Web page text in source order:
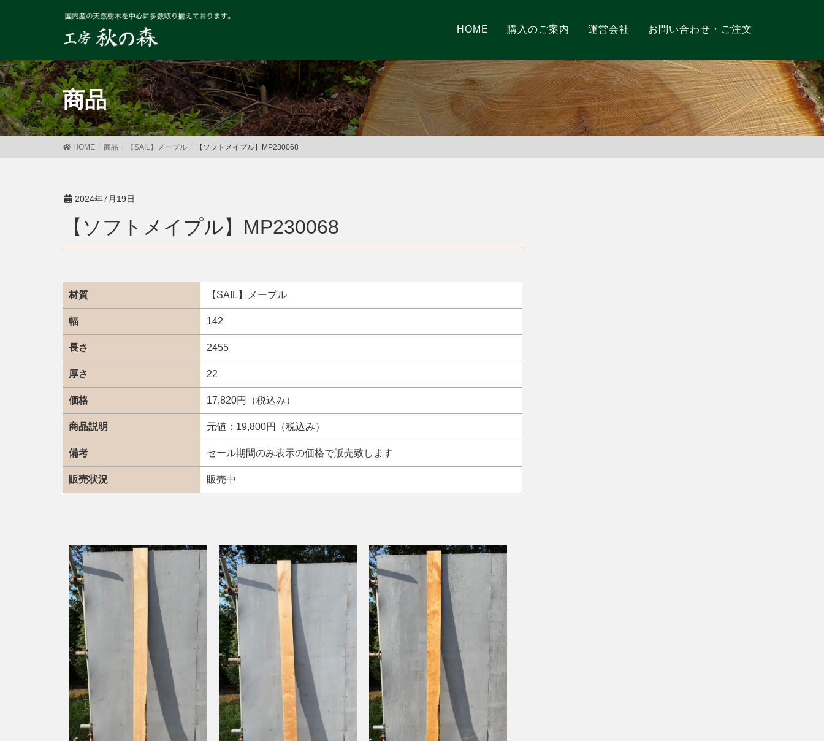
HOME 購入のご案内 運営会社 お問い合わせ・ご注文
商品
HOME 商品 【SAIL】メープル 【ソフトメイプル】MP230068
2024年7月19日
【ソフトメイプル】MP230068
材質 【SAIL】メープル
幅 142
長さ 2455
厚さ 22
価格 17,820円（税込み）
商品説明 元値：19,800円（税込み）
備考 セール期間のみ表示の価格で販売致します
販売状況 販売中